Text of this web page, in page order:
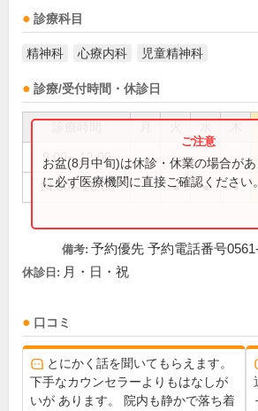
診療科目
精神科 心療内科 児童精神科
診療/受付時間・休診日
9:00～12:00
14:00～20:00 ● ● ●
お盆(8月中旬)は休診・休業の場合が
に必ず医療機関に直接ご確認ください。
備考: 予約優先 予約電話番号
休診日: 月・日・祝
口コミ
とにかく話を聞いてもらえます。
下手なカウンセラーよりもはなしが
いが あります。 院内も静かで落ち着